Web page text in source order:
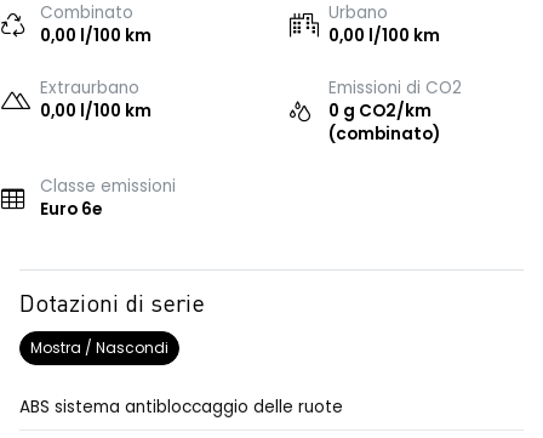
Combinato
0,00 l/100 km
Urbano
0,00 l/100 km
Extraurbano
0,00 l/100 km
Emissioni di CO2
0 g CO2/km
(combinato)
Classe emissioni
Euro 6e
Dotazioni di serie
Mostra / Nascondi
ABS sistema antibloccaggio delle ruote